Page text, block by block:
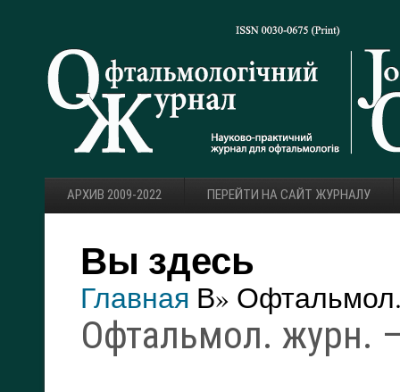
АРХИВ 2009-2022 ПЕРЕЙТИ НА САЙТ ЖУРНАЛУ
Вы здесь
Главная В»
Офтальмол. журн.